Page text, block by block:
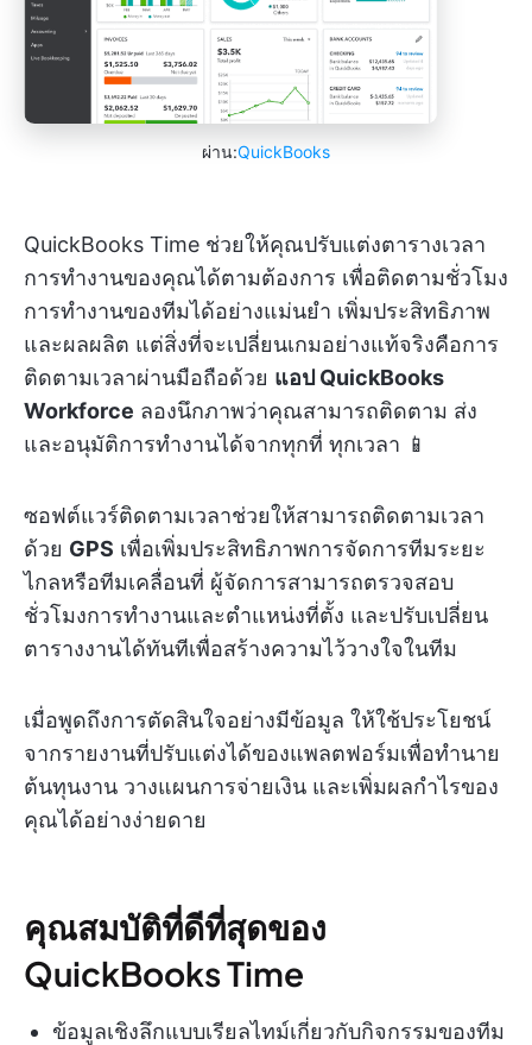
ผ่าน:QuickBooks
QuickBooks Time ช่วยให้คุณปรับแต่งตารางเวลา
การทำงานของคุณได้ตามต้องการ เพื่อติดตามชั่วโมง
การทำงานของทีมได้อย่างแม่นยำ เพิ่มประสิทธิภาพ
และผลผลิต แต่สิ่งที่จะเปลี่ยนเกมอย่างแท้จริงคือการ
ติดตามเวลาผ่านมือถือด้วย แอป QuickBooks
Workforce ลองนึกภาพว่าคุณสามารถติดตาม ส่ง
และอนุมัติการทำงานได้จากทุกที่ ทุกเวลา 📱
ซอฟต์แวร์ติดตามเวลาช่วยให้สามารถติดตามเวลา
ด้วย GPS เพื่อเพิ่มประสิทธิภาพการจัดการทีมระยะ
ไกลหรือทีมเคลื่อนที่ ผู้จัดการสามารถตรวจสอบ
ชั่วโมงการทำงานและตำแหน่งที่ตั้ง และปรับเปลี่ยน
ตารางงานได้ทันทีเพื่อสร้างความไว้วางใจในทีม
เมื่อพูดถึงการตัดสินใจอย่างมีข้อมูล ให้ใช้ประโยชน์
จากรายงานที่ปรับแต่งได้ของแพลตฟอร์มเพื่อทำนาย
ต้นทุนงาน วางแผนการจ่ายเงิน และเพิ่มผลกำไรของ
คุณได้อย่างง่ายดาย
คุณสมบัติที่ดีที่สุดของ
QuickBooks Time
ข้อมูลเชิงลึกแบบเรียลไทม์เกี่ยวกับกิจกรรมของทีม